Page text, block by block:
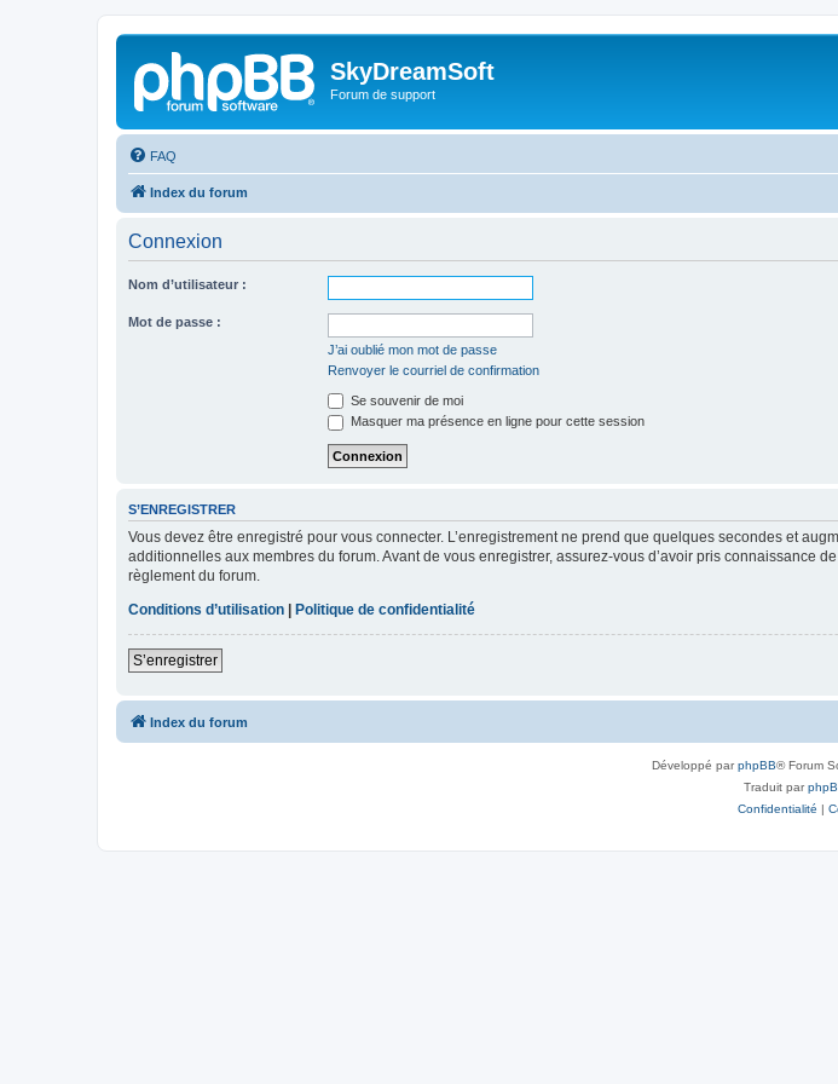
SkyDreamSoft
Forum de support
FAQ
Index du forum
Connexion
Nom d’utilisateur :
Mot de passe :
J’ai oublié mon mot de passe
Renvoyer le courriel de confirmation
Se souvenir de moi
Masquer ma présence en ligne pour cette session
S’ENREGISTRER
Vous devez être enregistré pour vous connecter. L’enregistrement ne prend que quelques secondes et
additionnelles aux membres du forum. Avant de vous enregistrer, assurez-vous d’avoir pris connaissance
règlement du forum.
Conditions d’utilisation
Politique de confidentialité
S’enregistrer
Index du forum
Développé parphpBB® Forum
Traduit par
Confidentialité |